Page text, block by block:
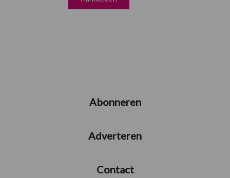
Abonneren
Adverteren
Contact